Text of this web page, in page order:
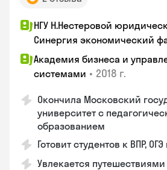
НГУ Н.Нестеровой
Синергия экономический
Академия бизнеса и
системами • 2018 г.
Окончила Московский
университет с
образованием
Готовит студентов к ВПР, ОГЭ
Увлекается